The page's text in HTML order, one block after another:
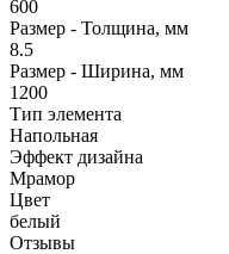
600
Размер - Толщина, мм
8.5
Размер - Ширина, мм
1200
Тип элемента
Напольная
Эффект дизайна
Мрамор
Цвет
белый
Отзывы